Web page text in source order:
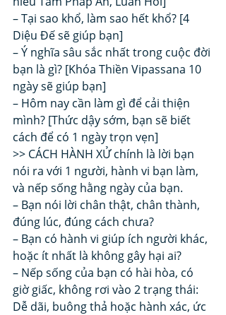
– Tại sao khổ, làm sao hết khổ? [4
Diệu Đế sẽ giúp bạn]
– Ý nghĩa sâu sắc nhất trong cuộc đời
bạn là gì? [Khóa Thiền Vipassana 10
ngày sẽ giúp bạn]
– Hôm nay cần làm gì để cải thiện
mình? [Thức dậy sớm, bạn sẽ biết
cách để có 1 ngày trọn vẹn]
>> CÁCH HÀNH XỬ chính là lời bạn
nói ra với 1 người, hành vi bạn làm,
và nếp sống hằng ngày của bạn.
– Bạn nói lời chân thật, chân thành,
đúng lúc, đúng cách chưa?
– Bạn có hành vi giúp ích người khác,
hoặc ít nhất là không gây hại ai?
– Nếp sống của bạn có hài hòa, có
giờ giấc, không rơi vào 2 trạng thái:
Dễ dãi, buông thả hoặc hành xác, ức